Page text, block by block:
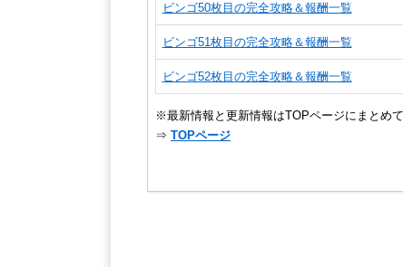
ビンゴ50枚目の完全攻略＆報酬一覧
ビンゴ51枚目の完全攻略＆報酬一覧
ビンゴ52枚目の完全攻略＆報酬一覧
※最新情報と更新情報はTOPページにまとめて
⇒ TOPページ